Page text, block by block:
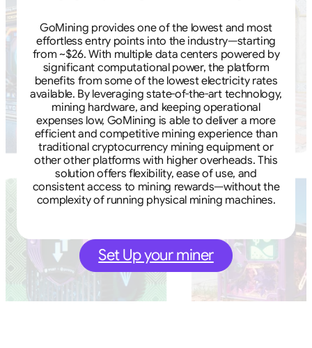
GoMining provides one of the lowest and most
effortless entry points into the industry—starting
from ~$26. With multiple data centers powered by
significant computational power, the platform
benefits from some of the lowest electricity rates
available. By leveraging state-of-the-art technology,
mining hardware, and keeping operational
expenses low, GoMining is able to deliver a more
efficient and competitive mining experience than
traditional cryptocurrency mining equipment or
other other platforms with higher overheads. This
solution offers flexibility, ease of use, and
consistent access to mining rewards—without the
complexity of running physical mining machines.
Set Up your miner